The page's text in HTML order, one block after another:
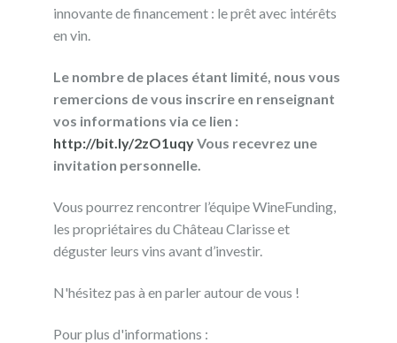
innovante de financement : le prêt avec intérêts
en vin.
Le nombre de places étant limité, nous vous
remercions de vous inscrire en renseignant
vos informations via ce lien :
http://bit.ly/2zO1uqyVous recevrez une
invitation personnelle.
Vous pourrez rencontrer l’équipe WineFunding,
les propriétaires du Château Clarisse et
déguster leurs vins avant d’investir.
N'hésitez pas à en parler autour de vous !
Pour plus d'informations :